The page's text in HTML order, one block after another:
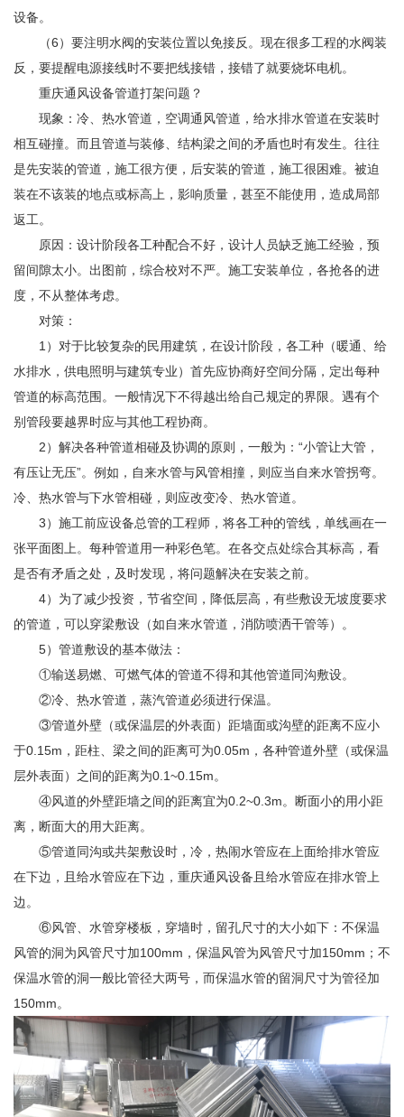
设备。
（6）要注明水阀的安装位置以免接反。现在很多工程的水阀装
反，要提醒电源接线时不要把线接错，接错了就要烧坏电机。
重庆通风设备管道打架问题？
现象：冷、热水管道，空调通风管道，给水排水管道在安装时
相互碰撞。而且管道与装修、结构梁之间的矛盾也时有发生。往往
是先安装的管道，施工很方便，后安装的管道，施工很困难。被迫
装在不该装的地点或标高上，影响质量，甚至不能使用，造成局部
返工。
原因：设计阶段各工种配合不好，设计人员缺乏施工经验，预
留间隙太小。出图前，综合校对不严。施工安装单位，各抢各的进
度，不从整体考虑。
对策：
1）对于比较复杂的民用建筑，在设计阶段，各工种（暖通、给
水排水，供电照明与建筑专业）首先应协商好空间分隔，定出每种
管道的标高范围。一般情况下不得越出给自己规定的界限。遇有个
别管段要越界时应与其他工程协商。
2）解决各种管道相碰及协调的原则，一般为：“小管让大管，
有压让无压”。例如，自来水管与风管相撞，则应当自来水管拐弯。
冷、热水管与下水管相碰，则应改变冷、热水管道。
3）施工前应设备总管的工程师，将各工种的管线，单线画在一
张平面图上。每种管道用一种彩色笔。在各交点处综合其标高，看
是否有矛盾之处，及时发现，将问题解决在安装之前。
4）为了减少投资，节省空间，降低层高，有些敷设无坡度要求
的管道，可以穿梁敷设（如自来水管道，消防喷洒干管等）。
5）管道敷设的基本做法：
①输送易燃、可燃气体的管道不得和其他管道同沟敷设。
②冷、热水管道，蒸汽管道必须进行保温。
③管道外壁（或保温层的外表面）距墙面或沟壁的距离不应小
于0.15m，距柱、梁之间的距离可为0.05m，各种管道外壁（或保温
层外表面）之间的距离为0.1~0.15m。
④风道的外壁距墙之间的距离宜为0.2~0.3m。断面小的用小距
离，断面大的用大距离。
⑤管道同沟或共架敷设时，冷，热闹水管应在上面给排水管应
在下边，且给水管应在下边，重庆通风设备且给水管应在排水管上
边。
⑥风管、水管穿楼板，穿墙时，留孔尺寸的大小如下：不保温
风管的洞为风管尺寸加100mm，保温风管为风管尺寸加150mm；不
保温水管的洞一般比管径大两号，而保温水管的留洞尺寸为管径加
150mm。